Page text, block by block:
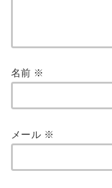
名前 ※
メール ※